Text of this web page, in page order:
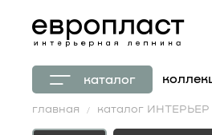
каталог
главная каталог ИНТЕРЬЕР